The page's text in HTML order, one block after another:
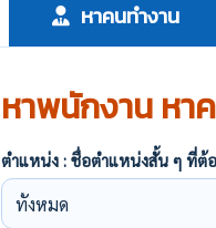
หาคนทำงาน
หาพนักงาน หา
ตำแหน่ง : ชื่อตำแหน่งสั้น ๆ ที่ต้